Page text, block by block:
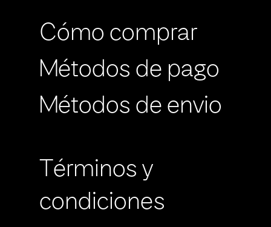
Cómo comprar
Métodos de pago
Métodos de envio
Términos y
condiciones